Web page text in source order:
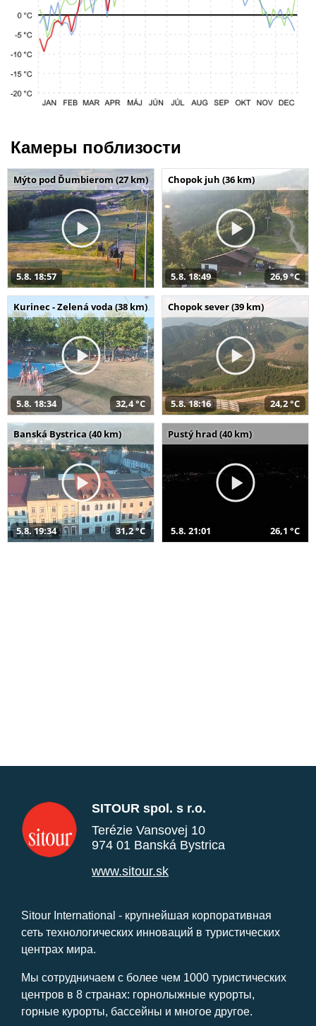
Камеры поблизости
Mýto pod Ďumbierom (27 km)
5.8. 18:57
Chopok juh (36 km)
5.8. 18:49 26,9 °C
Kurinec - Zelená voda (38 km)
5.8. 18:34 32,4 °C
Chopok sever (39 km)
5.8. 18:16 24,2 °C
Banská Bystrica (40 km)
5.8. 19:34 31,2 °C
Pustý hrad (40 km)
5.8. 21:01 26,1 °C
SITOUR spol. s r.o.
Terézie Vansovej 10
974 01 Banská Bystrica
www.sitour.sk
Sitour International - крупнейшая корпоративная
сеть технологических инноваций в туристических
центрах мира.
Мы сотрудничаем с более чем 1000 туристических
центров в 8 странах: горнолыжные курорты,
горные курорты, бассейны и многое другое.